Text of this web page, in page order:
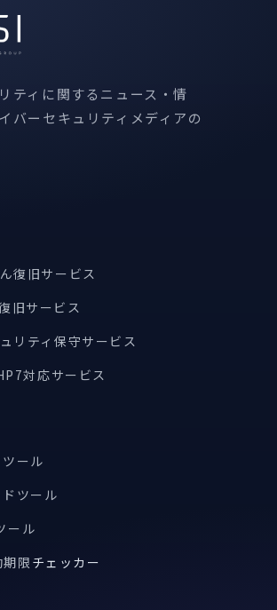
ティに関するニュース・情
バーセキュリティメディアの
復旧サービス
旧サービス
リティ保守サービス
対応サービス
ール
ツール
ール
限 チェッカー